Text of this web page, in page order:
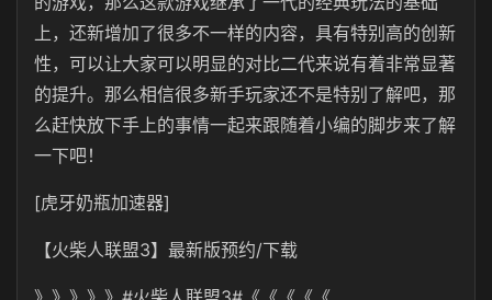
上，还新增加了很多不一样的内容，具有特别高的创新
性，可以让大家可以明显的对比二代来说有着非常显著
的提升。那么相信很多新手玩家还不是特别了解吧，那
么赶快放下手上的事情一起来跟随着小编的脚步来了解
一下吧！
[虎牙奶瓶加速器]
【火柴人联盟3】最新版预约/下载